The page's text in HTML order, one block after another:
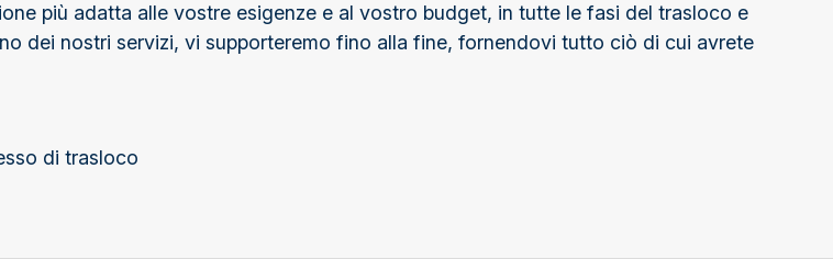
più adatta alle vostre esigenze e al vostro budget, in tutte le fasi del trasloco e
dei nostri servizi, vi supporteremo fino alla fine, fornendovi tutto ciò di cui avrete
di trasloco